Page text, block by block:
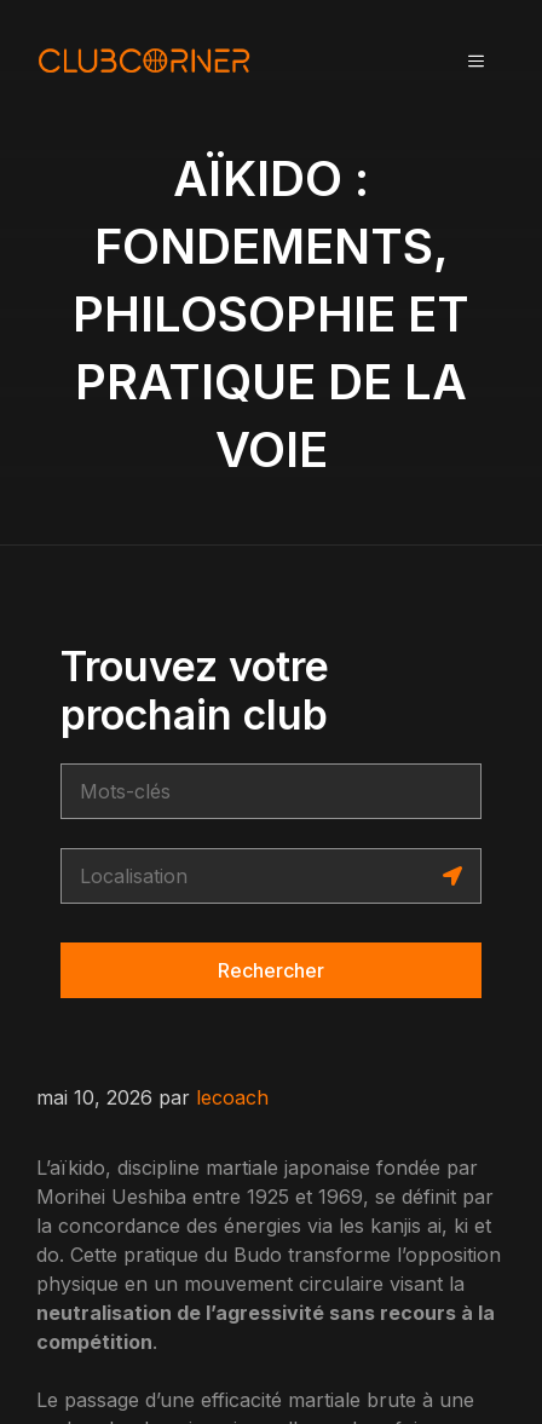
MENU
AÏKIDO :
FONDEMENTS,
PHILOSOPHIE ET
PRATIQUE DE LA
VOIE
Trouvez votre
prochain club
Rechercher
mai 10, 2026 par lecoach
L’aïkido, discipline martiale japonaise fondée par
Morihei Ueshiba entre 1925 et 1969, se définit par
la concordance des énergies via les kanjis ai, ki et
do. Cette pratique du Budo transforme l’opposition
physique en un mouvement circulaire visant la
neutralisation de l’agressivité sans recours à la
compétition.
Le passage d’une efficacité martiale brute à une